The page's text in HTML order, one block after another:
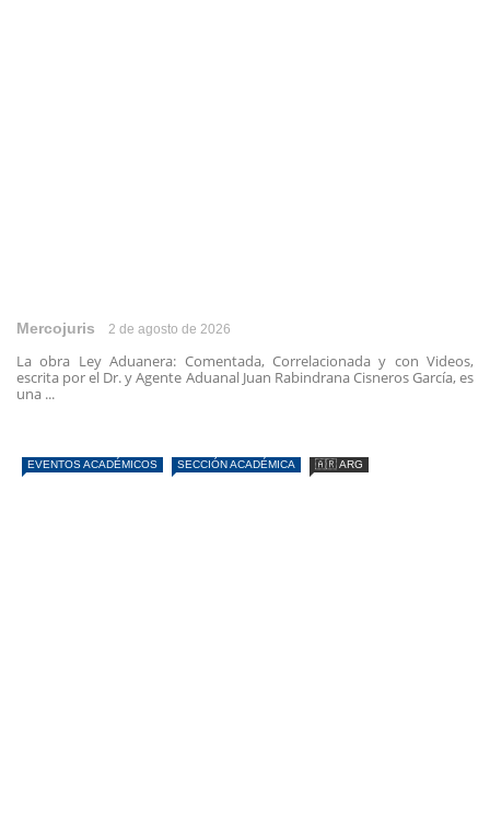
Mercojuris 2 de agosto de 2026
La obra Ley Aduanera: Comentada, Correlacionada y con Videos,
escrita por el Dr. y Agente Aduanal Juan Rabindrana Cisneros García, es
una ...
EVENTOS ACADÉMICOS SECCIÓN ACADÉMICA 🇦🇷 ARG